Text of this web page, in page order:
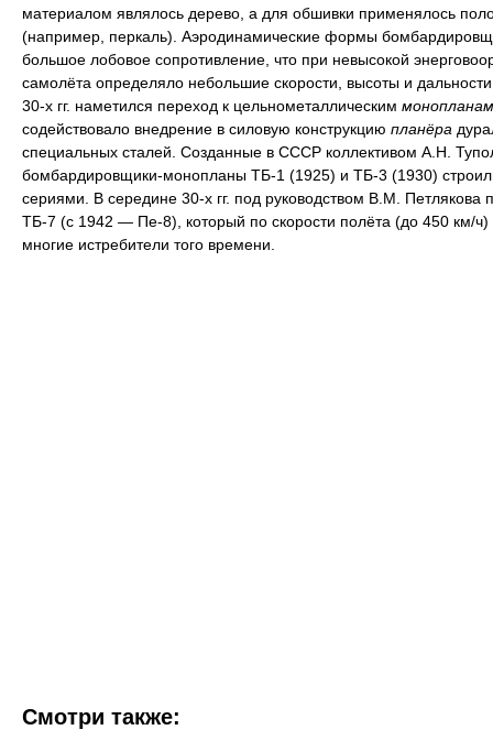
материалом являлось дерево, а для обшивки применялось
(например, перкаль). Аэродинамические формы
большое лобовое сопротивление, что при невысокой
самолёта определяло небольшие скорости, высоты и
30-х гг. наметился переход к цельнометаллическим
содействовало внедрение в силовую конструкцию планёра
специальных сталей. Созданные в СССР коллективом А.Н.
бомбардировщики-монопланы ТБ-1 (1925) и ТБ-3 (1930)
сериями. В середине 30-х гг. под руководством В.М. Петлякова
ТБ-7 (с 1942 — Пе-8), который по скорости полёта (до 450 км/ч)
многие истребители того времени.
Смотри также: